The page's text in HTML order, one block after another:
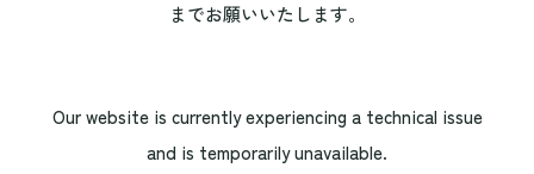
までお願いいたします。
Our website is currently experiencing a technical issue
and is temporarily unavailable.